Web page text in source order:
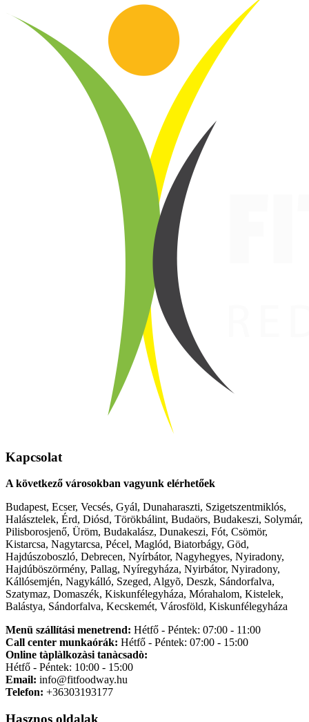
Kapcsolat
A következő városokban vagyunk elérhetőek
Budapest, Ecser, Vecsés, Gyál, Dunaharaszti, Szigetszentmiklós,
Halásztelek, Érd, Diósd, Törökbálint, Budaörs, Budakeszi, Solymár,
Pilisborosjenő, Üröm, Budakalász, Dunakeszi, Fót, Csömör,
Kistarcsa, Nagytarcsa, Pécel, Maglód, Biatorbágy, Göd,
Hajdúszoboszló, Debrecen, Nyírbátor, Nagyhegyes, Nyiradony,
Hajdúböszörmény, Pallag, Nyíregyháza, Nyirbátor, Nyiradony,
Kállósemjén, Nagykálló, Szeged, Algyõ, Deszk, Sándorfalva,
Szatymaz, Domaszék, Kiskunfélegyháza, Mórahalom, Kistelek,
Balástya, Sándorfalva, Kecskemét, Városföld, Kiskunfélegyháza
Menü szállítási menetrend: Hétfő - Péntek: 07:00 - 11:00
Call center munkaórák: Hétfő - Péntek: 07:00 - 15:00
Online tàplàlkozàsi tanàcsadò:
Hétfő - Péntek: 10:00 - 15:00
Email: info@fitfoodway.hu
Telefon: +36303193177
Hasznos oldalak